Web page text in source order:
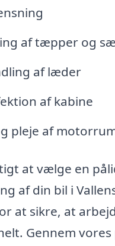
af tæpper og
af læder
af kabine
pleje af
at vælge en
af din bil i
at sikre, at
Gennem